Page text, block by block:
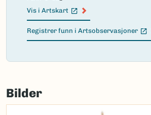
Vis i Artskart
(Ekstern lenke)
Registrer funn i Artsobservasjoner
(Ekstern lenke)
Failed
load
Bilder